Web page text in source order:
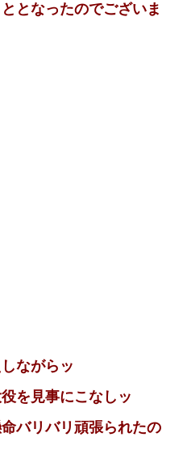
となったのでございま
ながらッ
を見事にこなしッ
バリバリ頑張られたの